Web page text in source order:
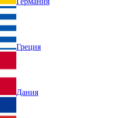
Греция
Дания